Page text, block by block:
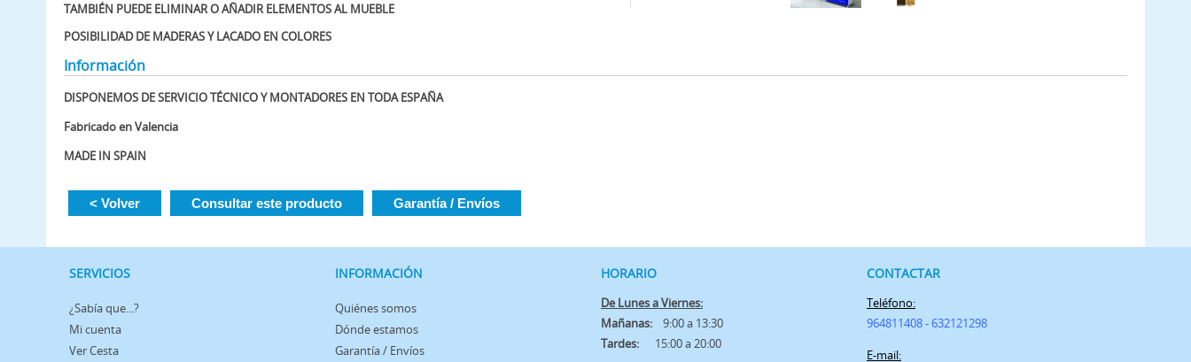
TAMBIÉN PUEDE ELIMINAR O AÑADIR ELEMENTOS AL MUEBLE
POSIBILIDAD DE MADERAS Y LACADO EN COLORES
Información
DISPONEMOS DE SERVICIO TÉCNICO Y MONTADORES EN TODA ESPAÑA
Fabricado en Valencia
MADE IN SPAIN
< Volver Consultar este producto Garantía / Envíos
SERVICIOS
¿Sabía que...?
Mi cuenta
Ver Cesta
INFORMACIÓN
Quiénes somos
Dónde estamos
Garantía / Envíos
HORARIO
De Lunes a Viernes:
Mañanas:
9:00 a 13:30
Tardes: 15:00 a 20:00
CONTACTAR
Teléfono:
964811408 - 632121298
E-mail: